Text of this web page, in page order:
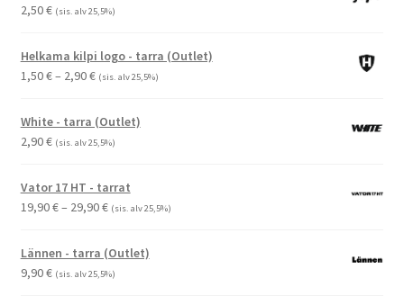
2,50€ (sis. alv 25,5%)
Helkama kilpi logo - tarra (Outlet)
1,50€– 2,90€Hintaluokka:
-
2,90 €
(sis. alv 25,5%)
White - tarra (Outlet)
2,90€ (sis. alv 25,5%)
Vator 17 HT - tarrat
19,90€– 29,90€Hintaluokka:
-
29,90 €
(sis. alv 25,5%)
Lännen - tarra (Outlet)
9,90€ (sis. alv 25,5%)